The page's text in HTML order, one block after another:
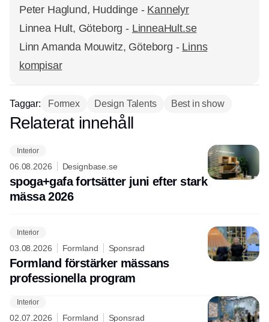
Peter Haglund, Huddinge - Kannelyr
Linnea Hult, Göteborg - LinneaHult.se
Linn Amanda Mouwitz, Göteborg - Linns
kompisar
Taggar: Formex Design Talents Best in show
Annons
Relaterat innehåll
Interior
06.08.2026 Designbase.se
spoga+gafa fortsätter juni efter stark
mässa 2026
Interior
03.08.2026 Formland Sponsrad
Formland förstärker mässans
professionella program
Interior
02.07.2026 Formland Sponsrad